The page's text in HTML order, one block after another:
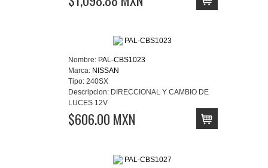
Nombre: PAL-CBS1023
Marca: NISSAN
Tipo: 240SX
Descripcion: DIRECCIONAL Y CAMBIO DE
LUCES 12V
$606.00 MXN